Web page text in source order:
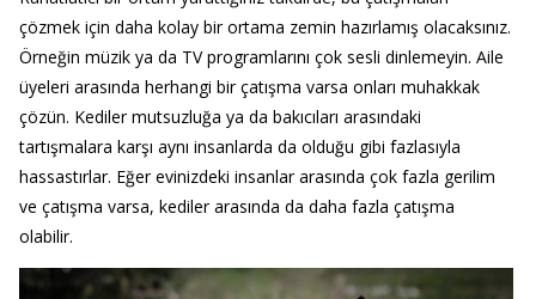
çözmek için daha kolay bir ortama zemin hazırlamış olacaksınız.
Örneğin müzik ya da TV programlarını çok sesli dinlemeyin. Aile
üyeleri arasında herhangi bir çatışma varsa onları muhakkak
çözün. Kediler mutsuzluğa ya da bakıcıları arasındaki
tartışmalara karşı aynı insanlarda da olduğu gibi fazlasıyla
hassastırlar. Eğer evinizdeki insanlar arasında çok fazla gerilim
ve çatışma varsa, kediler arasında da daha fazla çatışma
olabilir.